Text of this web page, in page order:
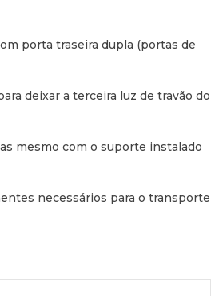
porta traseira dupla (portas de
deixar a terceira luz de travão do
mesmo com o suporte instalado
necessários para o transporte
(2001 – 2014)